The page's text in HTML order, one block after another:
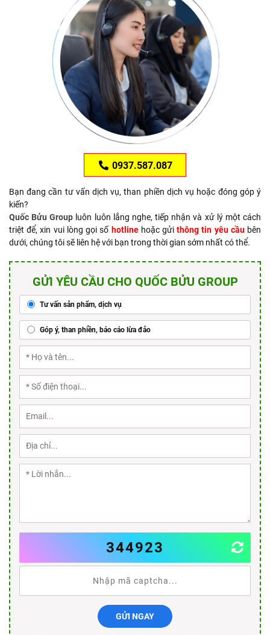
0937.587.087
Bạn đang cần tư vấn dịch vụ, than phiền dịch vụ hoặc đóng góp ý
kiến?
Quốc Bửu Group luôn luôn lắng nghe, tiếp nhận và xử lý một cách
triệt để, xin vui lòng gọi số hotlinehoặc gửithông tin yêu cầubên
dưới, chúng tôi sẽ liên hệ với bạn trong thời gian sớm nhất có thể.
GỬI YÊU CẦU CHO QUỐC BỬU GROUP
Tư vấn sản phẩm, dịch vụ
Góp ý, than phiền, báo cáo lừa đảo
344923
GỬI NGAY